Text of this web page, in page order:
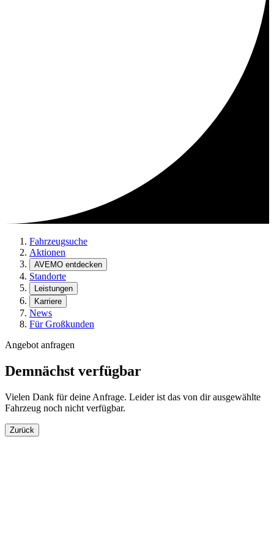
Fahrzeugsuche
Aktionen
AVEMO entdecken
Standorte
Leistungen
Karriere
News
Für Großkunden
Angebot anfragen
Demnächst verfügbar
Vielen Dank für deine Anfrage. Leider ist das von dir ausgewählte
Fahrzeug noch nicht verfügbar.
Zurück